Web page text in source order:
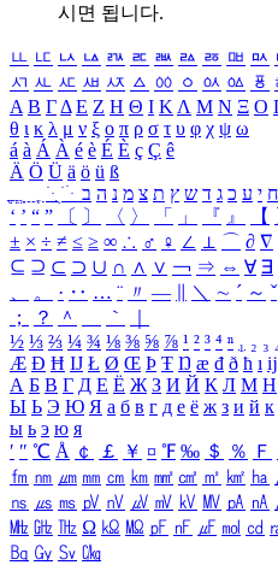
시면 됩니다.
ㅥ ㅦ ㅧ ㅨ ㅩ ㅪ ㅫ ㅬ ㅭ ㅮ ㅯ
ㅺ ㅻ ㅼ ㅽ ㅾ ㅿ ㆀ ㆁ ㆂ ㆃ ㆄ
Α Β ΓΔ Ε Ζ Η Θ Ι ΚΛ Μ Ν Ξ Ο
θ ι κ λ μ ν ξ ο π ρ σ τ υ φ χ ψ ω
á à Á À é è É È ç Ç ê
Ä Ö Ü ä ö ü ß
ִֶֹ ֻּ ׁׂ ח י ע כ ג ד ש ץ ת צ מ נ ה ב
‘ ’ “ ” 〔 〕 〈 〉 「 」 『 』 【
± × ÷ ≠ ≤ ≥ ∞ ∴ ♂ ♀ ∠ ⊥ ⌒ ∂ ∇
⊆ ⊇ ⊂ ⊃ ∪ ∩ ∧ ∨ ￢ ⇒ ⇔ ∀ ∃
、
。 · ‥ … ¨ 〃 ― ＼ ∼ ´ ～ ˇ
；
？ ＾ ｀
½ ⅓ ⅔ ¼ ¾ ⅛ ⅜ ⅝ ⅞ ¹ ² ³ ⁴ ⁿ ₁ ₂ ₃
Æ Ð Ħ Ĳ Ł Ø Œ Þ Ŧ Ŋ æ đ ð ħ ı ĳ
А Б В Г Д Е Ё Ж З И Й К Л М Н
Ы Ь Э Ю Я а б в г д е ё ж з и й к
ы ь э ю я
′ ″ ℃ Å ￠ ￡ ￥ ¤ ℉ ‰ ＄ ％ Ｆ
㎙ ㎚ ㎛ ㎜ ㎝ ㎞ ㎟ ㎠ ㎡ ㎢ ㏊
㎱ ㎲ ㎳ ㎴ ㎵ ㎶ ㎷ ㎸ ㎹ ㎀ ㎁
㎒ ㎓ ㎔ Ω ㏀ ㏁ ㎊ ㎋ ㎌ ㏖ ㏅
㏃ ㏉ ㏜ ㏆